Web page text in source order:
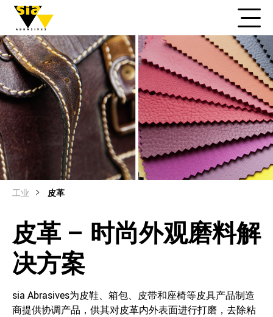
工业 皮革
皮革 – 时尚外观磨料解
决方案
sia Abrasives为皮鞋、箱包、皮带和座椅等皮具产品制造
商提供协调产品，供其对皮革内外表面进行打磨，去除粘